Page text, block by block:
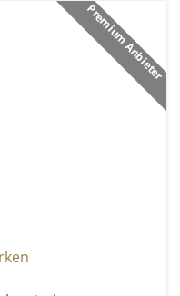
Premium Anbieter